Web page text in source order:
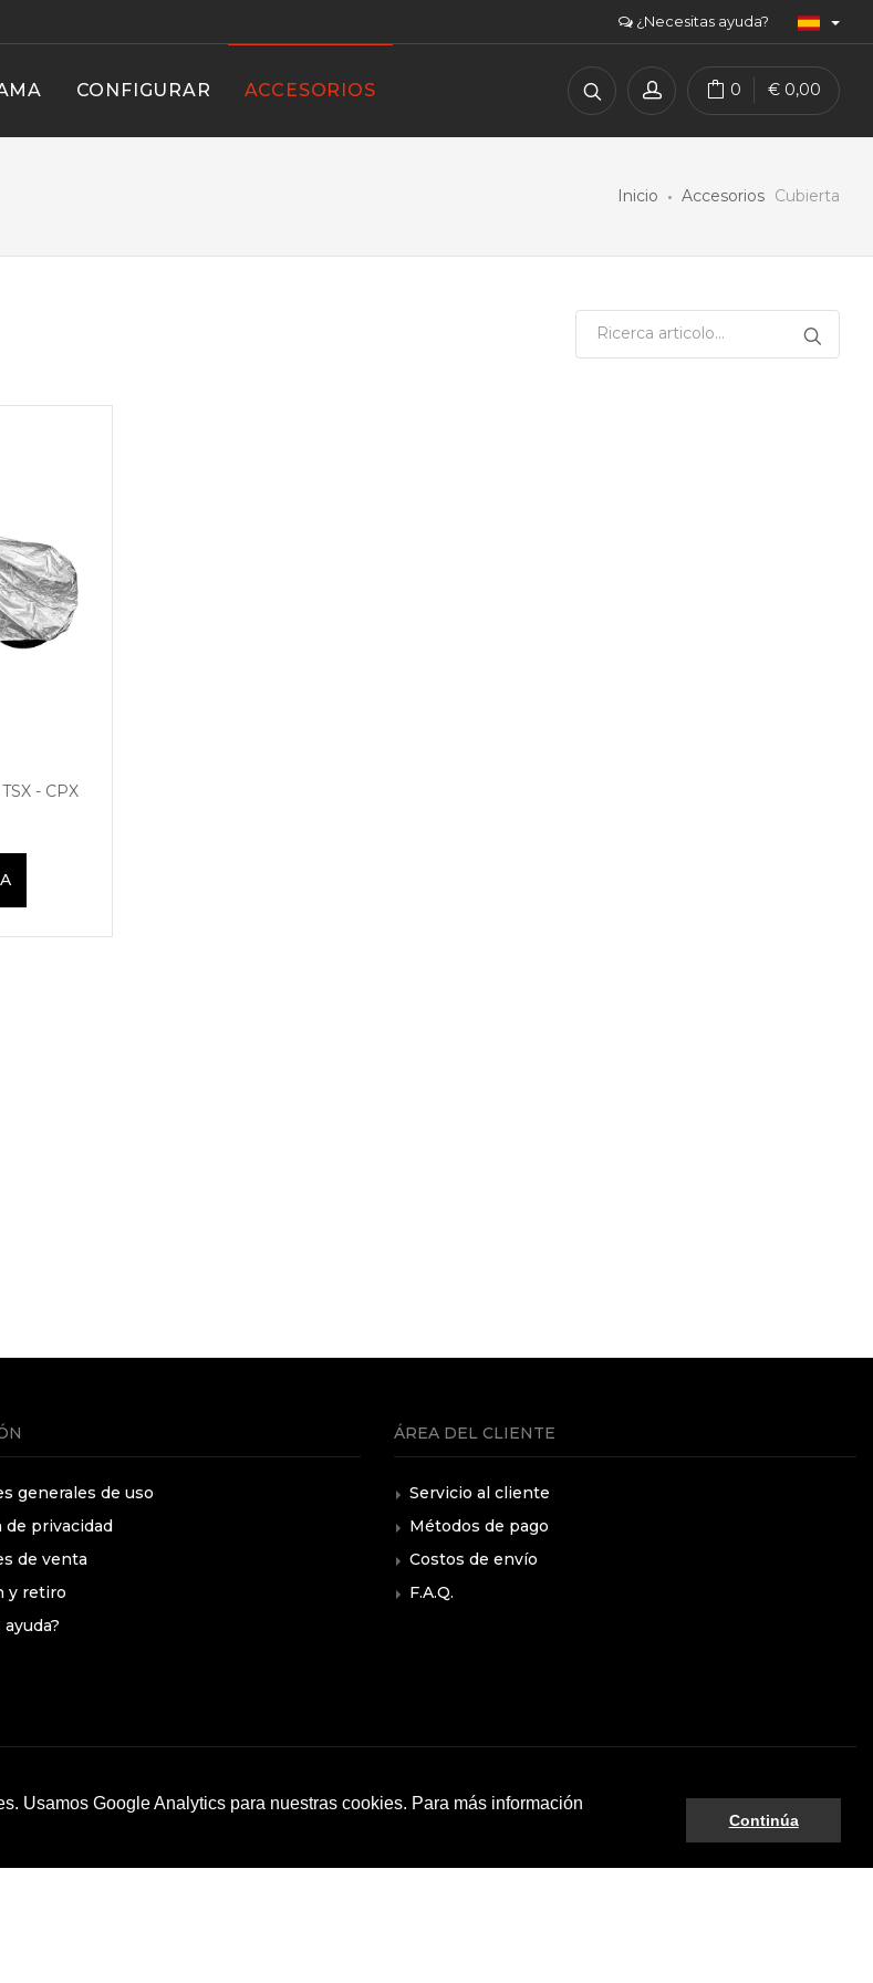
Usamos Google Analytics para nuestras cookies. Para más información
Continúa
¿Necesitas ayuda?
CONFIGURAR ACCESORIOS 0 € 0,00
Inicio Accesorios Cubierta
- CPX
generales de uso
de privacidad
de venta
y retiro
ÁREA DEL CLIENTE
Servicio al cliente
Métodos de pago
Costos de envío
F.A.Q.